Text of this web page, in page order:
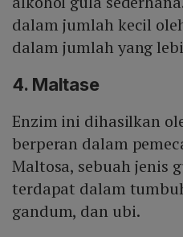
dalam jumlah kecil
dalam jumlah yang
4. Maltase
Enzim ini dihasilkan
berperan dalam
Maltosa, sebuah jenis
terdapat dalam
gandum, dan ubi.